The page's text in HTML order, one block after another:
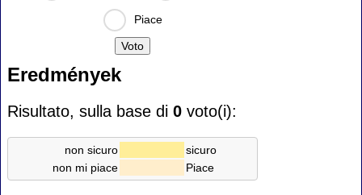
Piace
Eredmények
Risultato, sulla base di 0 voto(i):
non sicuro
sicuro
non mi piace
Piace